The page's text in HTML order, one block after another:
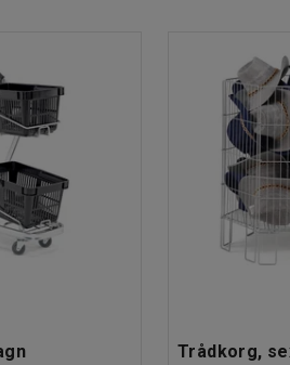
separat. person
Trådkorg,